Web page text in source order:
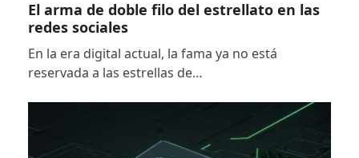
El arma de doble filo del estrellato en las
redes sociales
En la era digital actual, la fama ya no está
reservada a las estrellas de…